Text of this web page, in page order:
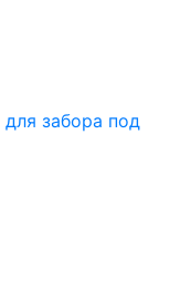
забора под